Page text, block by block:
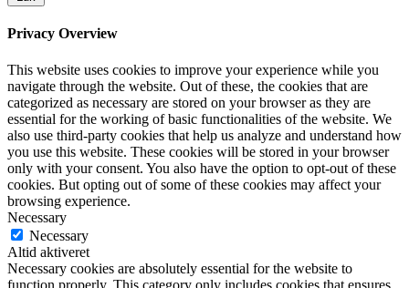
Privacy Overview
This website uses cookies to improve your experience while you
navigate through the website. Out of these, the cookies that are
categorized as necessary are stored on your browser as they are
essential for the working of basic functionalities of the website. We
also use third-party cookies that help us analyze and understand how
you use this website. These cookies will be stored in your browser
only with your consent. You also have the option to opt-out of these
cookies. But opting out of some of these cookies may affect your
browsing experience.
Necessary
Necessary
Altid aktiveret
Necessary cookies are absolutely essential for the website to
function properly. This category only includes cookies that ensures